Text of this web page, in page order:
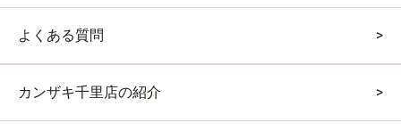
よくある質問
カンザキ千里店の紹介